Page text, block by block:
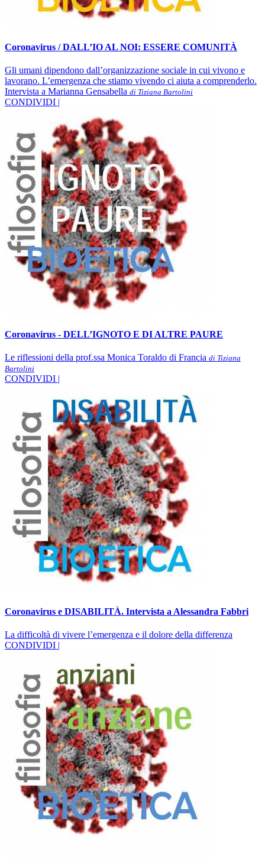
Coronavirus / DALL’IO AL NOI: ESSERE COMUNITÀ
Gli umani dipendono dall’organizzazione sociale in cui vivono e
lavorano. L’emergenza che stiamo vivendo ci aiuta a comprenderlo.
Intervista a Marianna Gensabella di Tiziana Bartolini
CONDIVIDI |
Coronavirus - DELL’IGNOTO E DI ALTRE PAURE
Le riflessioni della prof.ssa Monica Toraldo di Francia di Tiziana
Bartolini
CONDIVIDI |
Coronavirus e DISABILITÀ. Intervista a Alessandra Fabbri
La difficoltà di vivere l’emergenza e il dolore della differenza
CONDIVIDI |